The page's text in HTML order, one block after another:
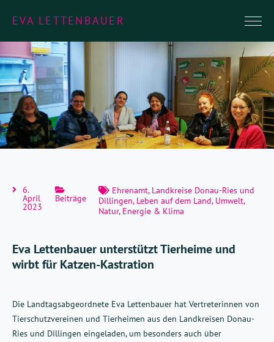
EVA LETTENBAUER
6.
April
2023
Beiträge
Ehrenamt, Landkreise Donau-Ries und
Dillingen, Leben auf dem Land, Umwelt,
Natur, Energie & Klima
Eva Lettenbauer unterstützt Tierheime und
wirbt für Katzen-Kastration
Die Landtagsabgeordnete Eva Lettenbauer hat Vertreterinnen von
Tierschutzvereinen und Tierheimen aus den Landkreisen Donau-
Ries und Dillingen eingeladen, um besonders auch über